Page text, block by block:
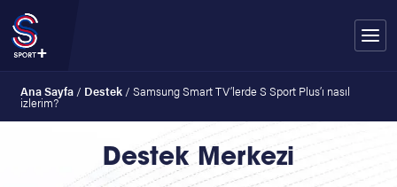
Ana Sayfa/ Destek/ Samsung Smart TV’lerde S Sport Plus’ı nasıl
izlerim?
Destek Merkezi